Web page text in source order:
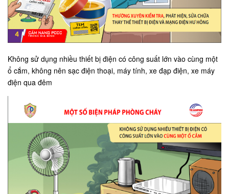
Không sử dụng nhiều thiết bị điện có công suất lớn vào cùng một
ổ cắm, không nên sạc điện thoại, máy tính, xe đạp điện, xe máy
điện qua đêm